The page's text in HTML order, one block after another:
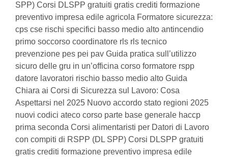
SPP) Corsi DLSPP gratuiti gratis crediti formazione
preventivo impresa edile agricola Formatore sicurezza:
cps cse rischi specifici basso medio alto antincendio
primo soccorso coordinatore rls rls tecnico
prevenzione pes pei pav Guida pratica sull’utilizzo
sicuro delle gru in un’officina corso formatore rspp
datore lavoratori rischio basso medio alto Guida
Chiara ai Corsi di Sicurezza sul Lavoro: Cosa
Aspettarsi nel 2025 Nuovo accordo stato regioni 2025
nuovi codici ateco corso parte base generale haccp
prima seconda Corsi alimentaristi per Datori di Lavoro
con compiti di RSPP (DL SPP) Corsi DLSPP gratuiti
gratis crediti formazione preventivo impresa edile